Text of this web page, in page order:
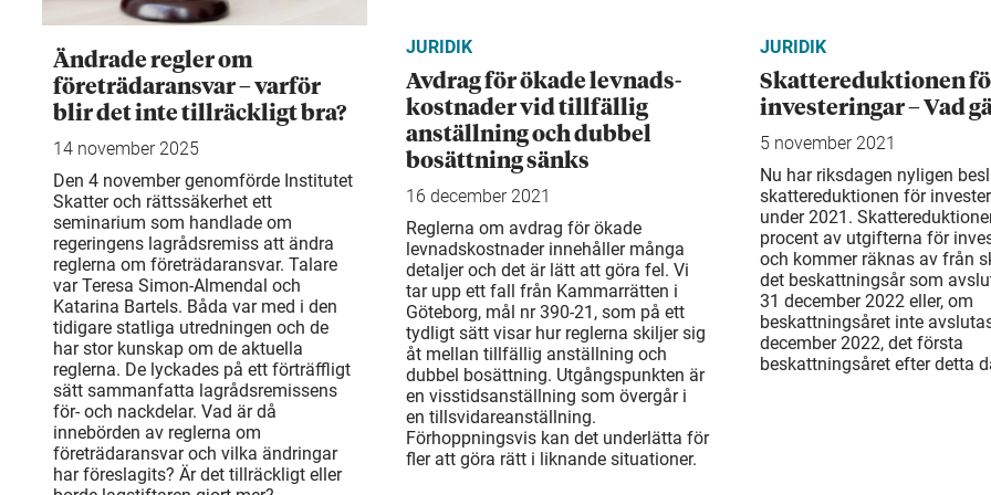
Ändrade regler om
företrädaransvar – varför
blir det inte tillräckligt bra?
14 november 2025
Den 4 november genomförde Institutet
Skatter och rättssäkerhet ett
seminarium som handlade om
regeringens lagrådsremiss att ändra
reglerna om företrädaransvar. Talare
var Teresa Simon-Almendal och
Katarina Bartels. Båda var med i den
tidigare statliga utredningen och de
har stor kunskap om de aktuella
reglerna. De lyckades på ett förträffligt
sätt sammanfatta lagrådsremissens
för- och nackdelar. Vad är då
innebörden av reglerna om
företrädaransvar och vilka ändringar
har föreslagits? Är det tillräckligt eller
JURIDIK
Avdrag för ökade levnads­
kostnader vid tillfällig
anställning och dubbel
bosättning sänks
16 december 2021
Reglerna om avdrag för ökade
levnadskostnader innehåller många
detaljer och det är lätt att göra fel. Vi
tar upp ett fall från Kammarrätten i
Göteborg, mål nr 390-21, som på ett
tydligt sätt visar hur reglerna skiljer sig
åt mellan tillfällig anställning och
dubbel bo­sättning. Utgångspunkten är
en visstidsanställning som övergår i
en tillsvidare­anställning.
Förhoppningsvis kan det underlätta för
fler att göra rätt i liknande situationer.
JURIDIK
Skattereduktionen
investeringar – Vad
5 november 2021
Nu har riksdagen nyligen
skattereduktionen för
under 2021.
procent av utgifterna för
och kommer räknas av från
det beskattningsår som
31 december 2022 eller, om
beskattningsåret inte
december 2022, det första
beskattningsåret efter detta